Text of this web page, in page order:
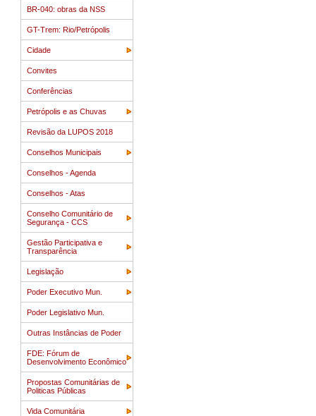
BR-040: obras da NSS
GT-Trem: Rio/Petrópolis
Cidade
Convites
Conferências
Petrópolis e as Chuvas
Revisão da LUPOS 2018
Conselhos Municipais
Conselhos - Agenda
Conselhos - Atas
Conselho Comunitário de
Segurança - CCS
Gestão Participativa e
Transparência
Legislação
Poder Executivo Mun.
Poder Legislativo Mun.
Outras Instâncias de Poder
FDE: Fórum de
Desenvolvimento Econômico
Propostas Comunitárias de
Politicas Públicas
Vida Comunitária